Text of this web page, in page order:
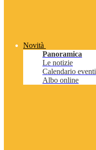
Novità
Panoramica
Le notizie
Calendario eventi
Albo online